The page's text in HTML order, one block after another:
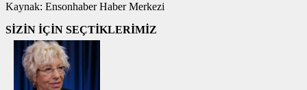
Kaynak: Ensonhaber Haber Merkezi
SİZİN İÇİN SEÇTİKLERİMİZ